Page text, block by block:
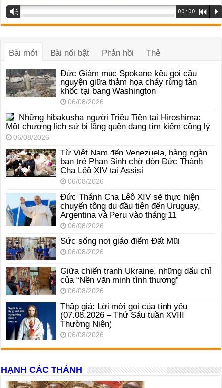
Trình
phát
Vm 00:00 R P
Bài mới Bài nổi bật Phản hồi Thẻ
Đức Giám mục Spokane kêu gọi cầu
nguyện giữa thảm họa cháy rừng tàn
khốc tại bang Washington
06/08/2026
Những hibakusha người Triều Tiên tại Hiroshima:
Một chương lịch sử bị lãng quên đang tìm kiếm công lý
06/08/2026
Từ Việt Nam đến Venezuela, hàng ngàn
bạn trẻ Phan Sinh chờ đón Đức Thánh
Cha Lêô XIV tại Assisi
06/08/2026
Đức Thánh Cha Lêô XIV sẽ thực hiện
chuyến tông du đầu tiên đến Uruguay,
Argentina và Peru vào tháng 11
06/08/2026
Sức sống nơi giáo điểm Đất Mũi
06/08/2026
Giữa chiến tranh Ukraine, những dấu chỉ
của “Nền văn minh tình thương”
06/08/2026
Thập giá: Lời mời gọi của tình yêu
(07.08.2026 – Thứ Sáu tuần XVIII
Thường Niên)
06/08/2026
HẠNH CÁC THÁNH